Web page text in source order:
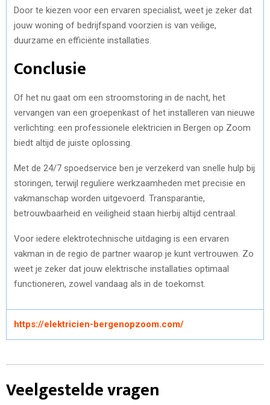
Door te kiezen voor een ervaren specialist, weet je zeker dat
jouw woning of bedrijfspand voorzien is van veilige,
duurzame en efficiënte installaties.
Conclusie
Of het nu gaat om een stroomstoring in de nacht, het
vervangen van een groepenkast of het installeren van nieuwe
verlichting: een professionele elektricien in Bergen op Zoom
biedt altijd de juiste oplossing.
Met de 24/7 spoedservice ben je verzekerd van snelle hulp bij
storingen, terwijl reguliere werkzaamheden met precisie en
vakmanschap worden uitgevoerd. Transparantie,
betrouwbaarheid en veiligheid staan hierbij altijd centraal.
Voor iedere elektrotechnische uitdaging is een ervaren
vakman in de regio de partner waarop je kunt vertrouwen. Zo
weet je zeker dat jouw elektrische installaties optimaal
functioneren, zowel vandaag als in de toekomst.
https://elektricien-bergenopzoom.com/
Veelgestelde vragen